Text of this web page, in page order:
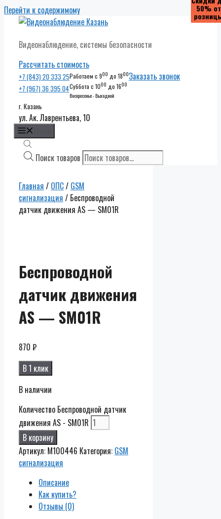
Перейти к содержимому
Видеонаблюдение, системы безопасности
Рассчитать стоимость
+7 (843) 20 333 25
+7 (967) 36 395 04
Работаем с 900 до 1800
Суббота с 1000 до 1600
Воскресенье - Выходной
Заказать звонок
г. Казань
ул. Ак. Лаврентьева, 10
Поиск товаров
Главная / ОПС/ GSM
сигнализация / Беспроводной
датчик движения AS — SM01R
Беспроводной
датчик движения
AS — SM01R
870 ₽
В 1 клик
В наличии
Количество Беспроводной датчик
движения AS - SM01R
В корзину
Артикул: M100446 Категория: GSM
сигнализация
Описание
Как купить?
Отзывы (0)
50% от
50% от
50% от
50% от